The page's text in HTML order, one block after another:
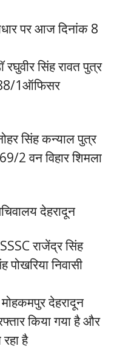
आधार पर आज दिनांक 8
सिंह रावत पुत्र
188/1ऑफिसर
सिंह कन्याल पुत्र
2 वन विहार शिमला
देहरादून
राजेंद्र सिंह
पोखरिया निवासी
देहरादून
किया गया है और
है